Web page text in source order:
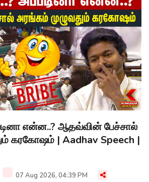
என்ன..? ஆதவ்வின் பேச்சால்
கரகோஷம் | Aadhav Speech |
07 Aug 2026, 04:39 PM